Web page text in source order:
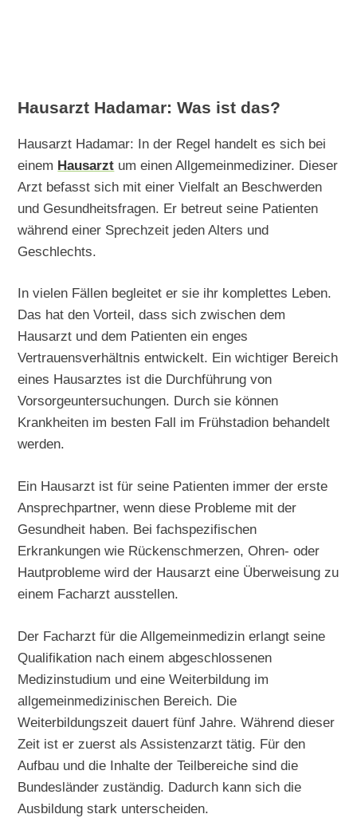
Hausarzt Hadamar: Was ist das?
Hausarzt Hadamar: In der Regel handelt es sich bei
einem Hausarzt um einen Allgemeinmediziner. Dieser
Arzt befasst sich mit einer Vielfalt an Beschwerden
und Gesundheitsfragen. Er betreut seine Patienten
während einer Sprechzeit jeden Alters und
Geschlechts.
In vielen Fällen begleitet er sie ihr komplettes Leben.
Das hat den Vorteil, dass sich zwischen dem
Hausarzt und dem Patienten ein enges
Vertrauensverhältnis entwickelt. Ein wichtiger Bereich
eines Hausarztes ist die Durchführung von
Vorsorgeuntersuchungen. Durch sie können
Krankheiten im besten Fall im Frühstadion behandelt
werden.
Ein Hausarzt ist für seine Patienten immer der erste
Ansprechpartner, wenn diese Probleme mit der
Gesundheit haben. Bei fachspezifischen
Erkrankungen wie Rückenschmerzen, Ohren- oder
Hautprobleme wird der Hausarzt eine Überweisung zu
einem Facharzt ausstellen.
Der Facharzt für die Allgemeinmedizin erlangt seine
Qualifikation nach einem abgeschlossenen
Medizinstudium und eine Weiterbildung im
allgemeinmedizinischen Bereich. Die
Weiterbildungszeit dauert fünf Jahre. Während dieser
Zeit ist er zuerst als Assistenzarzt tätig. Für den
Aufbau und die Inhalte der Teilbereiche sind die
Bundesländer zuständig. Dadurch kann sich die
Ausbildung stark unterscheiden.